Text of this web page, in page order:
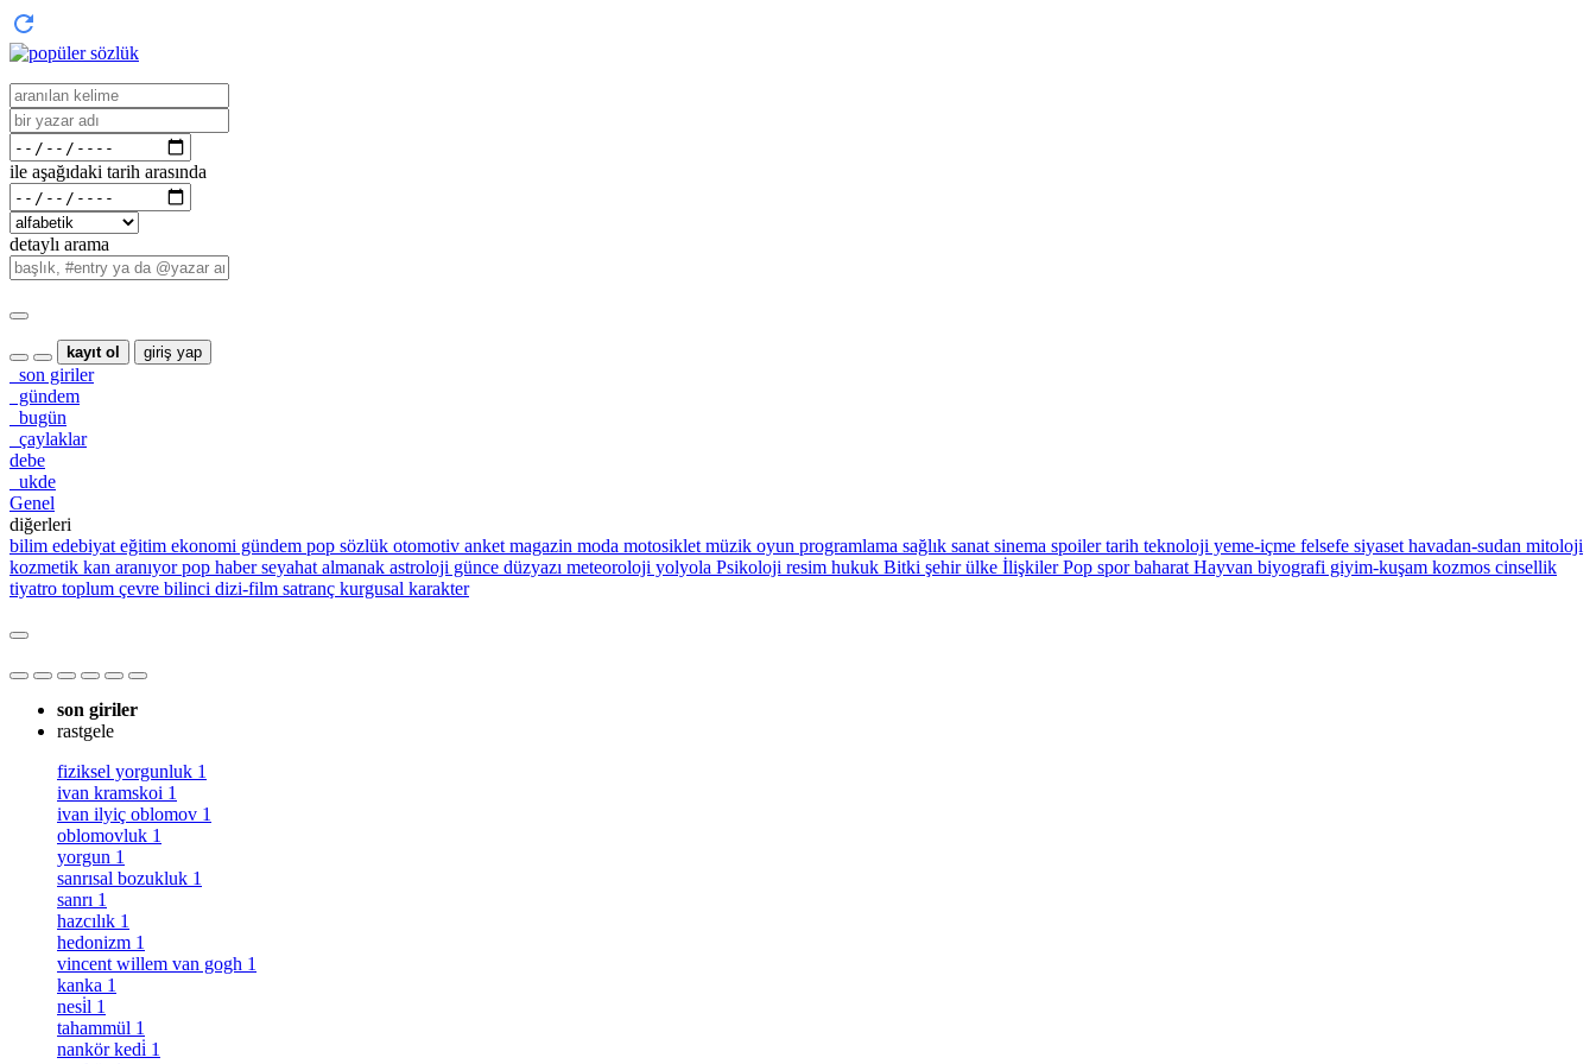
ile aşağıdaki tarih arasında
detaylı arama
kayıt ol giriş yap
son giriler
gündem
bugün
çaylaklar
debe
ukde
Genel
diğerleri
bilim edebiyat eğitim ekonomi gündem pop sözlük otomotiv anket magazin moda motosiklet müzik oyun programlama sağlık sanat sinema spoilertarih teknoloji yeme-içme felsefe siyaset havadan-sudan mitoloji
kozmetik kan aranıyorpop haberseyahat almanak astroloji günce düzyazı meteoroloji yolyola Psikoloji resim hukuk Bitki şehirülke İlişkilerPop sporbaharat Hayvan biyografi giyim-kuşam kozmos cinsellik
tiyatro toplum çevre bilinci dizi-film satranç kurgusal karakter
son giriler
rastgele
fiziksel yorgunluk 1
ivan kramskoi 1
ivan ilyiç oblomov 1
oblomovluk 1
yorgun 1
sanrısal bozukluk 1
sanrı 1
hazcılık 1
hedonizm 1
vincent willem van gogh 1
kanka 1
nesi̇l 1
tahammül 1
nankör kedi̇ 1